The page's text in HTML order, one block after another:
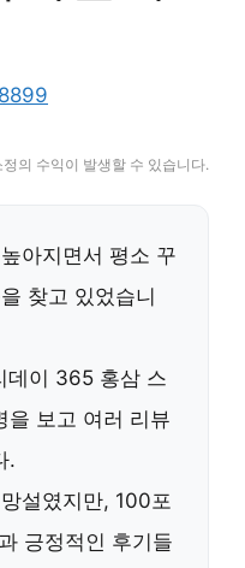
의 수익이 발생할 수 있습니다.
아지면서 평소 꾸
찾고 있었습니
데이 365 홍삼 스
을 보고 여러 리뷰
.
설였지만, 100포
긍정적인 후기들